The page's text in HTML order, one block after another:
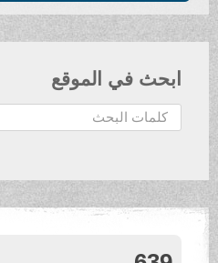
ابحث في الموقع
ح
ث
.